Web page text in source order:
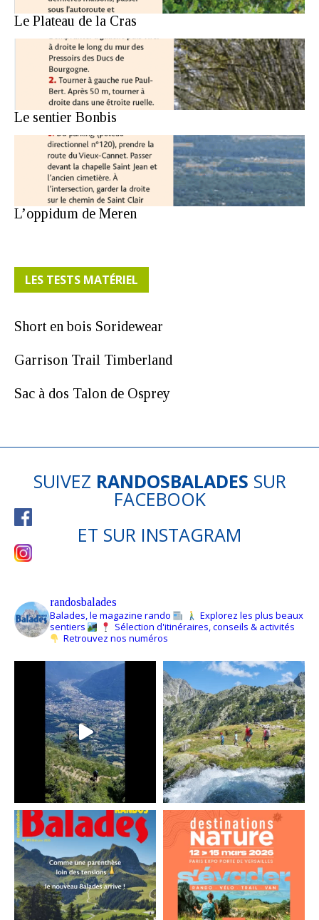
Le Plateau de la Cras
Le sentier Bonbis
L’oppidum de Meren
LES TESTS MATÉRIEL
Short en bois Soridewear
Garrison Trail Timberland
Sac à dos Talon de Osprey
SUIVEZ RANDOSBALADES SUR
FACEBOOK
ET SUR INSTAGRAM
randosbalades
Balades, le magazine rando
Explorez les plus beaux
sentiers
Sélection d'itinéraires, conseils & activités
Retrouvez nos numéros